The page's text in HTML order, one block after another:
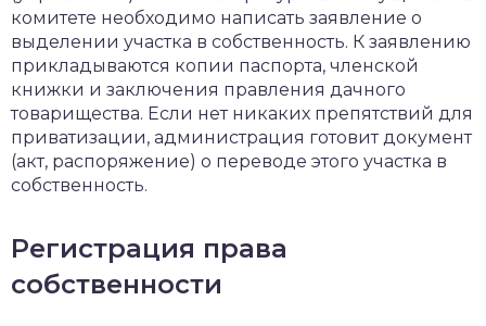
комитете необходимо написать заявление о
выделении участка в собственность. К заявлению
прикладываются копии паспорта, членской
книжки и заключения правления дачного
товарищества. Если нет никаких препятствий для
приватизации, администрация готовит документ
(акт, распоряжение) о переводе этого участка в
собственность.
Регистрация права
собственности